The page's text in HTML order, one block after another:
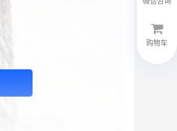
购物车